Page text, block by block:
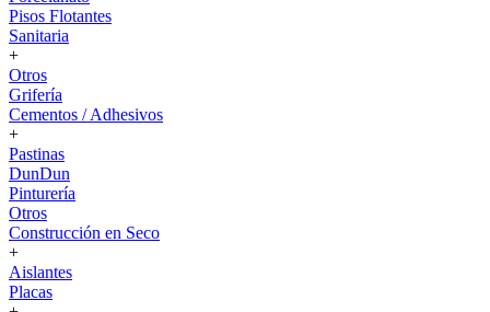
Pisos Flotantes
Sanitaria
+
Otros
Grifería
Cementos / Adhesivos
+
Pastinas
DunDun
Pinturería
Otros
Construcción en Seco
+
Aislantes
Placas